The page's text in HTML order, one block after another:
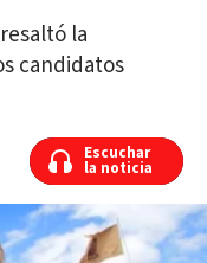
la
candidatos
Escuchar
la noticia
Escuchar
la noticia